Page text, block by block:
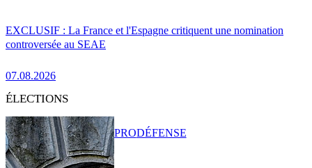
EXCLUSIF : La France et l'Espagne critiquent une nomination
controversée au SEAE
07.08.2026
ÉLECTIONS
PRODÉFENSE